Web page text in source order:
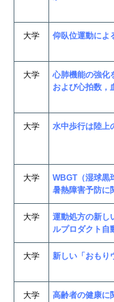
大学 仰臥位運動によ
大学
心肺機能の強化
および心拍数，
大学 水中歩行は陸上
大学
WBGT（湿球黒
暑熱障害予防に
大学
運動処方の新し
ルプロダクト自
大学 新しい「おもり
大学
高齢者の健康に